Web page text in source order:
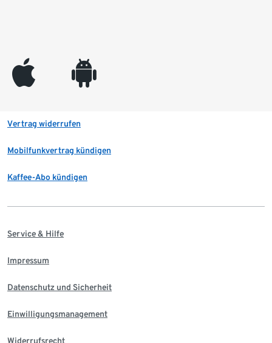
appleinc android
Vertrag widerrufen
Mobilfunkvertrag kündigen
Kaffee-Abo kündigen
Service & Hilfe
Impressum
Datenschutz und Sicherheit
Einwilligungsmanagement
Widerrufsrecht